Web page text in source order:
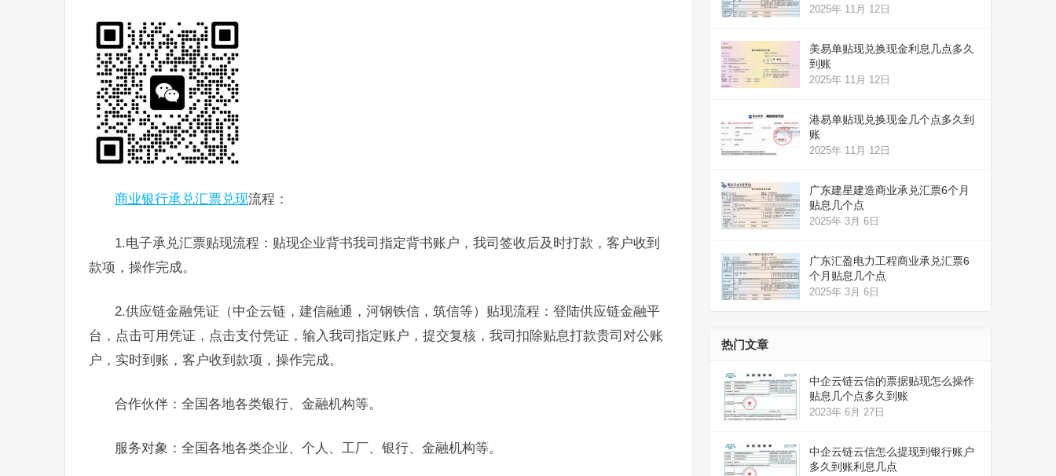
商业银行承兑汇票兑现流程：
1.电子承兑汇票贴现流程：贴现企业背书我司指定背书账户，我司签收后及时打款，客户收到
款项，操作完成。
2.供应链金融凭证（中企云链，建信融通，河钢铁信，筑信等）贴现流程：登陆供应链金融平
台，点击可用凭证，点击支付凭证，输入我司指定账户，提交复核，我司扣除贴息打款贵司对公账
户，实时到账，客户收到款项，操作完成。
合作伙伴：全国各地各类银行、金融机构等。
服务对象：全国各地各类企业、个人、工厂、银行、金融机构等。
2025年 11月 12日
美易单贴现兑换现金利息几点多久
到账
2025年 11月 12日
港易单贴现兑换现金几个点多久到
账
2025年 11月 12日
广东建星建造商业承兑汇票6个月
贴息几个点
2025年 3月 6日
广东汇盈电力工程商业承兑汇票6
个月贴息几个点
2025年 3月 6日
热门文章
中企云链云信的票据贴现怎么操作
贴息几个点多久到账
2023年 6月 27日
中企云链云信怎么提现到银行账户
多久到账利息几点